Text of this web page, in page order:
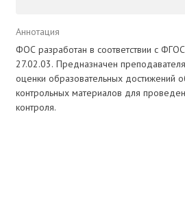
Аннотация
ФОС разработан в соответствии с
27.02.03. Предназначен
оценки образовательных достижений
контрольных материалов для
контроля.